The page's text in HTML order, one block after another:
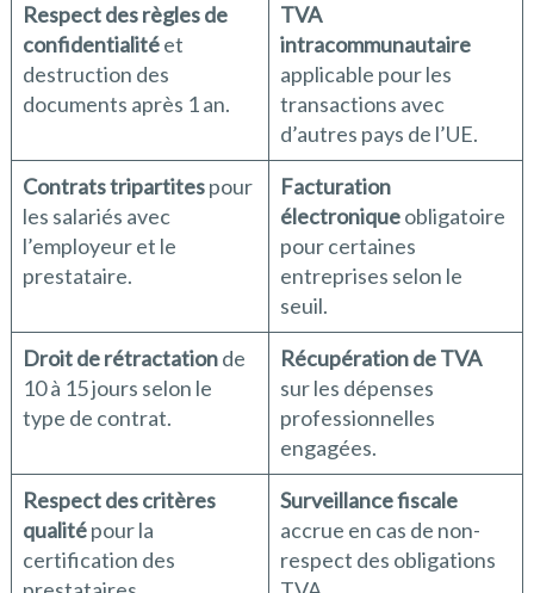
Respect des règles de
confidentialitéet
destruction des
documents après 1 an.
TVA
intracommunautaire
applicable pour les
transactions avec
d’autres pays de l’UE.
Contrats tripartitespour
les salariés avec
l’employeur et le
prestataire.
Facturation
électroniqueobligatoire
pour certaines
entreprises selon le
seuil.
Droit de rétractationde
10 à 15 jours selon le
type de contrat.
Récupération de TVA
sur les dépenses
professionnelles
engagées.
Respect des critères
qualitépour la
certification des
Surveillance fiscale
accrue en cas de non-
respect des obligations